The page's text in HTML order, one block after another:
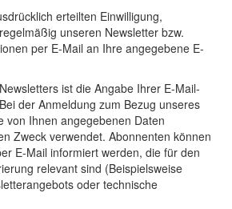
erteilten Einwilligung,
unseren Newsletter bzw.
per E-Mail an Ihre angegebene E-
ist die Angabe Ihrer E-Mail-
der Anmeldung zum Bezug unseres
von Ihnen angegebenen Daten
Zweck verwendet. Abonnenten können
E-Mail informiert werden, die für den
relevant sind (Beispielsweise
oder technische